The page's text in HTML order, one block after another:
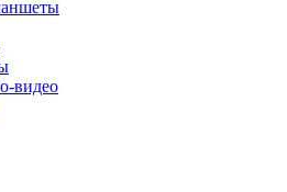
видео